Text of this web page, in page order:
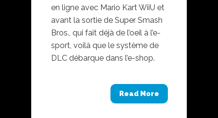
en ligne avec Mario Kart WiiU et
avant la sortie de Super Smash
Bros., qui fait déjà de l’oeil à l’e-
sport, voilà que le système de
DLC débarque dans l’e-shop.
Read More